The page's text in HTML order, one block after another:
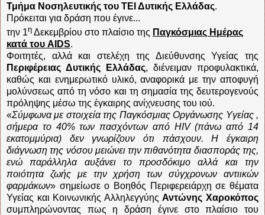
Τμήμα Νοσηλευτικής του ΤΕΙ Δυτικής Ελλάδας.
Πρόκειται για δράση που έγινε...
την 1η Δεκεμβρίου στο πλαίσιο της Παγκόσμιας Ημέρας
κατά του AIDS.
Φοιτητές, αλλά και στελέχη της Διεύθυνσης Υγείας της
Περιφέρειας Δυτικής Ελλάδας, διένειμαν προφυλακτικά,
καθώς και ενημερωτικό υλικό, αναφορικά με την αποφυγή
μολύνσεως από τη νόσο και τη σημασία της δευτερογενούς
πρόληψης μέσω της έγκαιρης ανίχνευσης του ιού.
«Σύμφωνα με στοιχεία της Παγκόσμιας Οργάνωσης Υγείας ,
σήμερα το 40% των πασχόντων από HIV (πάνω από 14
εκατομμύρια) δεν γνωρίζουν ότι πάσχουν. Η έγκαιρη
διάγνωση της νόσου μειώνει την πιθανότητα διασποράς της,
ενώ παράλληλα αυξάνει το προσδόκιμο αλλά και την
ποιότητα ζωής με την χρήση των σύγχρονων αντιικών
φαρμάκων» σημείωσε ο Βοηθός Περιφερειάρχη σε θέματα
Υγείας και Κοινωνικής ΑλληλεγγύηςΑντώνης Χαροκόπος
συμπληρώνοντας πως η δράση έγινε στο πλαίσιο του